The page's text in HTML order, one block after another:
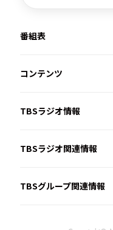
番組表
コンテンツ
TBSラジオ情報
TBSラジオ関連情報
TBSグループ関連情報